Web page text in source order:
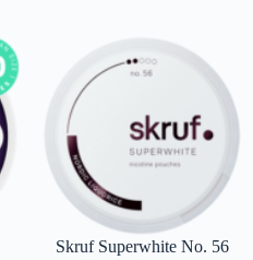
Skruf Superwhite No. 56